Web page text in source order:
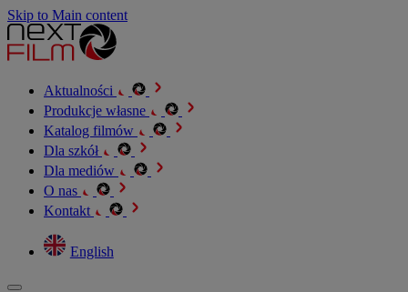
Skip to Main content
Aktualności
Produkcje własne
Katalog filmów
Dla szkół
Dla mediów
O nas
Kontakt
English